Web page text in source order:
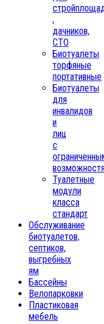
,
дачников,
СТО
Биотуалеты
торфяные
портативные
Биотуалеты
для
инвалидов
и
лиц
с
Туалетные
модули
класса
стандарт
Обслуживание
биотуалетов,
септиков,
выгребных
ям
Бассейны
Велопарковки
Пластиковая
мебель